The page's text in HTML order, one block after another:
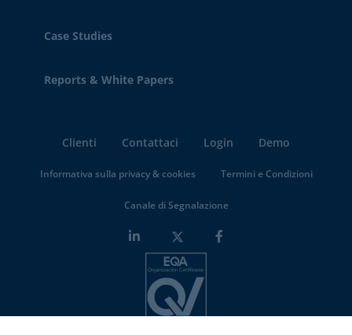
Case Studies
Reports & White Papers
Clienti Contattaci Login Demo
Informativa sulla privacy & cookies Termini e Condizioni
Canale di Segnalazione